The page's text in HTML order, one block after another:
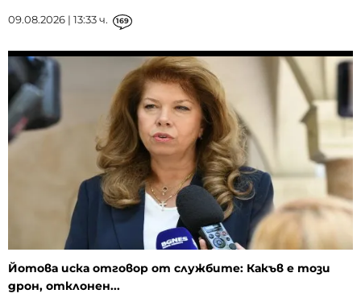
09.08.2026 | 13:33 ч. 169
Йотова иска отговор от службите: Какъв е този
дрон, отклонен...